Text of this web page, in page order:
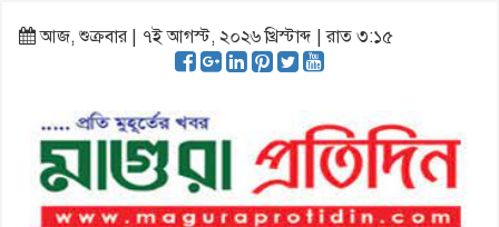
আজ, শুক্রবার | ৭ই আগস্ট, ২০২৬ খ্রিস্টাব্দ | রাত ৩:১৫